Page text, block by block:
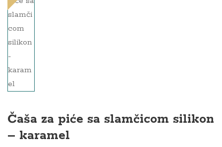
Čaša za piće sa slamčicom silikon
– karamel